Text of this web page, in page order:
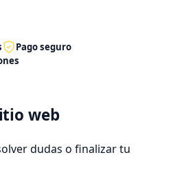
Pago seguro
web
dudas o finalizar tu